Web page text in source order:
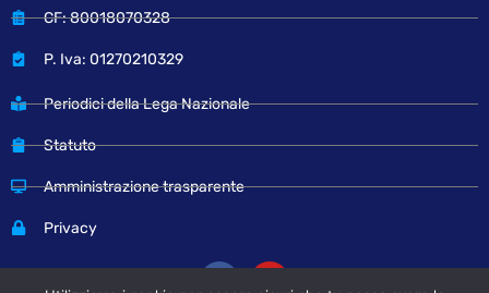
CF: 80018070328
P. Iva: 01270210329
Periodici della Lega Nazionale
Statuto
Amministrazione trasparente
Privacy